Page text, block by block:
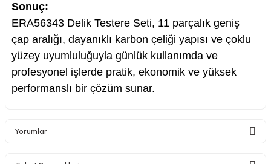
Sonuç:
ERA56343 Delik Testere Seti, 11 parçalık geniş
çap aralığı, dayanıklı karbon çeliği yapısı ve çoklu
yüzey uyumluluğuyla günlük kullanımda ve
profesyonel işlerde pratik, ekonomik ve yüksek
performanslı bir çözüm sunar.
Yorumlar